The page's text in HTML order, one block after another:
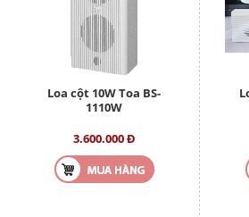
Loa cột 10W Toa BS-
1110W
3.600.000 Đ